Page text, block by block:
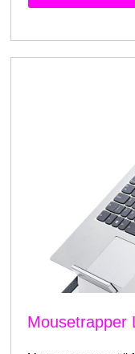
Mousetrapper